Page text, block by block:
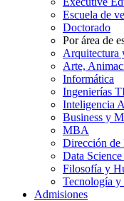
Escuela de
Doctorado
Por área de
Arquitectura
Arte,
Informática
Ingenierías
Inteligencia
Business y
MBA
Dirección de
Data
Filosofía y
Tecnología y
Admisiones